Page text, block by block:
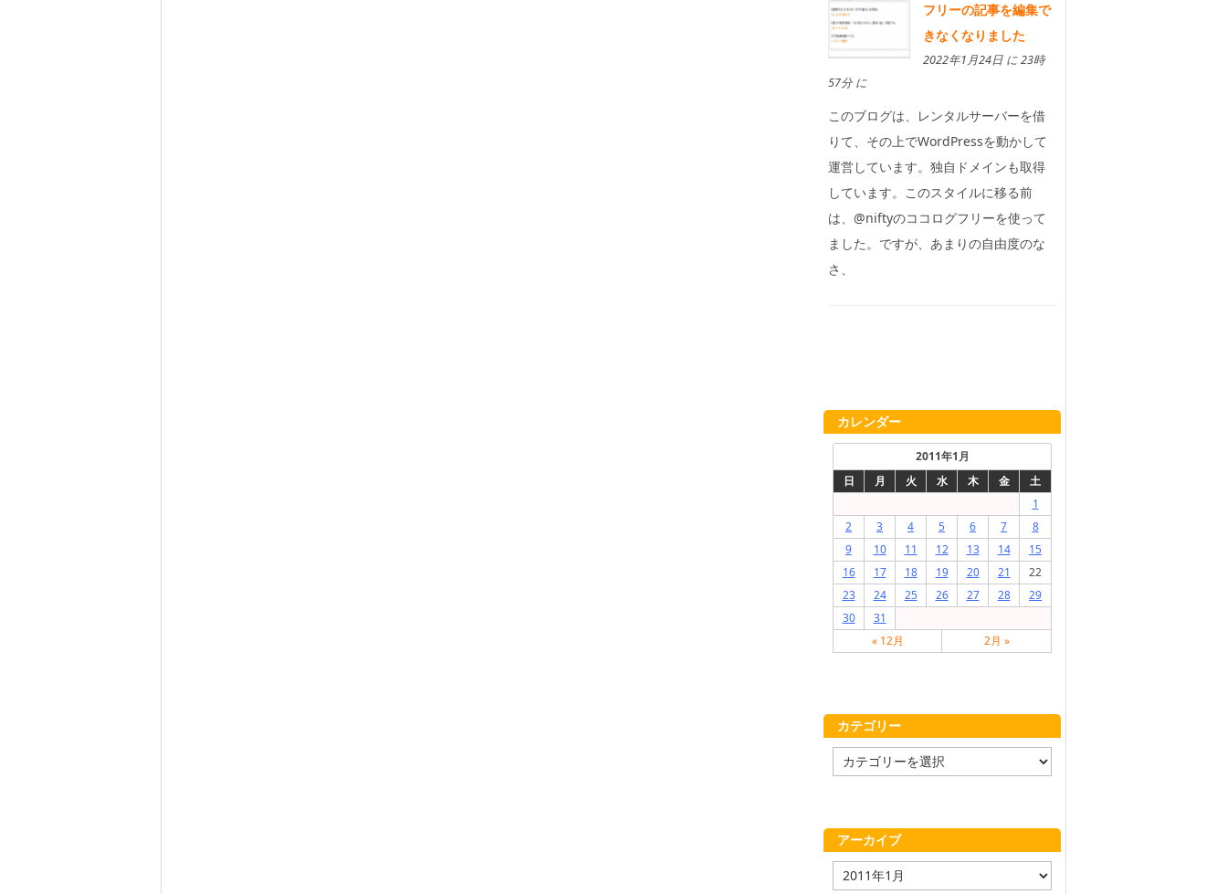
フリーの記事を編集で
きなくなりました
2022年1月24日 に 23時
57分 に
このブログは、レンタルサーバーを借
りて、その上でWordPressを動かして
運営しています。独自ドメインも取得
しています。このスタイルに移る前
は、@niftyのココログフリーを使って
ました。ですが、あまりの自由度のな
さ、
カレンダー
2011年1月
日
月 火 水 木 金
土
1
2
3 4 5 6 7
8
9
10 11 12 13 14
15
16
17 18 19 20 21
22
23
24 25 26 27 28
29
30
31
« 12月
2月 »
カテゴリー
テ
ー
アーカイブ
ア
ー